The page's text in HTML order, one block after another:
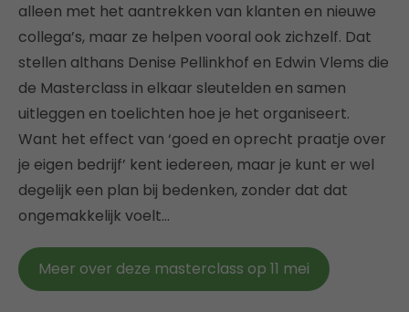
alleen met het aantrekken van klanten en nieuwe
collega’s, maar ze helpen vooral ook zichzelf. Dat
stellen althans Denise Pellinkhof en Edwin Vlems die
de Masterclass in elkaar sleutelden en samen
uitleggen en toelichten hoe je het organiseert.
Want het effect van ‘goed en oprecht praatje over
je eigen bedrijf’ kent iedereen, maar je kunt er wel
degelijk een plan bij bedenken, zonder dat dat
ongemakkelijk voelt…
Meer over deze masterclass op 11 mei